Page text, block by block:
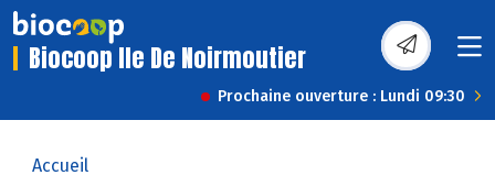
Biocoop Ile De Noirmoutier
Prochaine ouverture : Lundi 09:30
Accueil